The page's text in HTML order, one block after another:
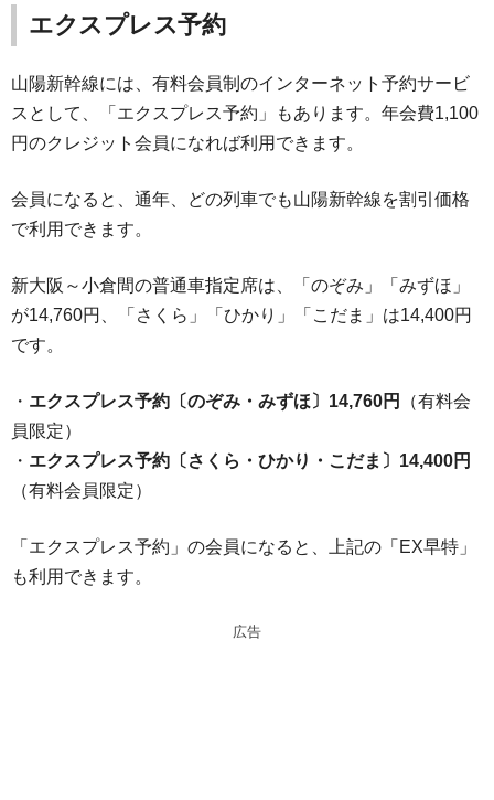
エクスプレス予約
山陽新幹線には、有料会員制のインターネット予約サービ
スとして、「エクスプレス予約」もあります。年会費1,100
円のクレジット会員になれば利用できます。
会員になると、通年、どの列車でも山陽新幹線を割引価格
で利用できます。
新大阪～小倉間の普通車指定席は、「のぞみ」「みずほ」
が14,760円、「さくら」「ひかり」「こだま」は14,400円
です。
・ エクスプレス予約〔のぞみ・みずほ〕14,760円
（有料会
員限定）
・ エクスプレス予約〔さくら・ひかり・こだま〕14,400円
（有料会員限定）
「エクスプレス予約」の会員になると、上記の「EX早特」
も利用できます。
広告